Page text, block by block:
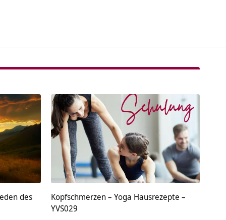
des
Kopfschmerzen – Yoga Hausrezepte –
YVS029